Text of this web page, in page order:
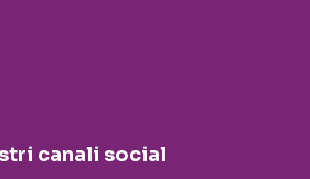
canali social